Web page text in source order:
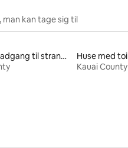
man kan tage sig til
Både med adgang til stranden til leje
Kauai County